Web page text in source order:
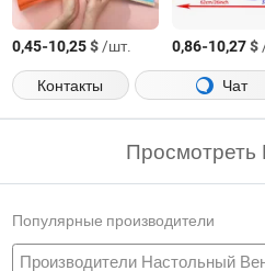
0,45-10,25$/шт. 0,86-10,27$
Контакты
Чат
Популярные производители
Производители Настольный